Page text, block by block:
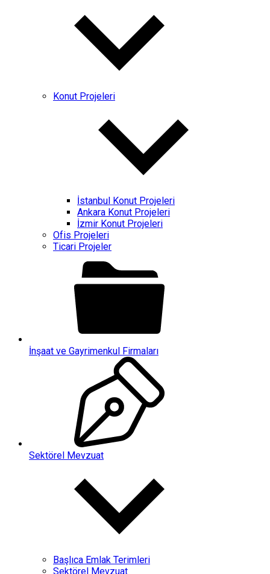
Konut Projeleri
İstanbul Konut Projeleri
Ankara Konut Projeleri
İzmir Konut Projeleri
Ofis Projeleri
Ticari Projeler
İnşaat ve Gayrimenkul Firmaları
Sektörel Mevzuat
Başlıca Emlak Terimleri
Sektörel Mevzuat